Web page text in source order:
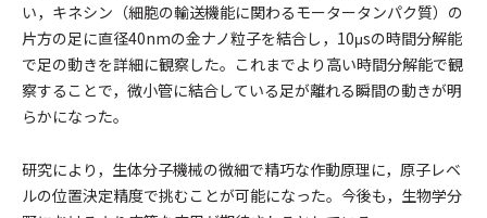
い，キネシン（細胞の輸送機能に関わるモータータンパク質）の
片方の足に直径40nmの金ナノ粒子を結合し，10μsの時間分解能
で足の動きを詳細に観察した。これまでより高い時間分解能で観
察することで，微小管に結合している足が離れる瞬間の動きが明
らかになった。
研究により，生体分子機械の微細で精巧な作動原理に，原子レベ
ルの位置決定精度で挑むことが可能になった。今後も，生物学分